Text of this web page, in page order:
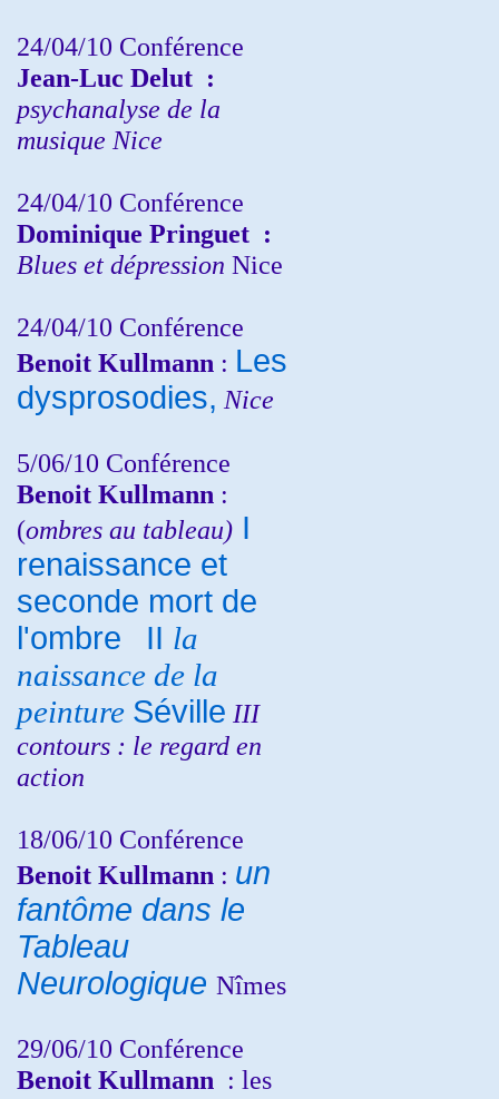
24/04/10 Conférence
Jean-Luc Delut :
psychanalyse de la
musique Nice
24/04/10 Conférence
Dominique Pringuet :
Blues et dépression Nice
24/04/10 Conférence
Benoit Kullmann : Les
dysprosodies, Nice
5/06/10 Conférence
Benoit Kullmann :
(ombres au tableau) I
renaissance et
seconde mort de
l'ombre
II la
naissance de la
peinture Séville III
contours : le regard en
action
18/06/10 Conférence
Benoit Kullmann : un
fantôme dans le
Tableau
Neurologique Nîmes
29/06/10 Conférence
Benoit Kullmann : les